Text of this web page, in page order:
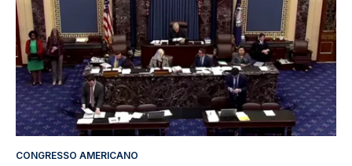
CONGRESSO AMERICANO